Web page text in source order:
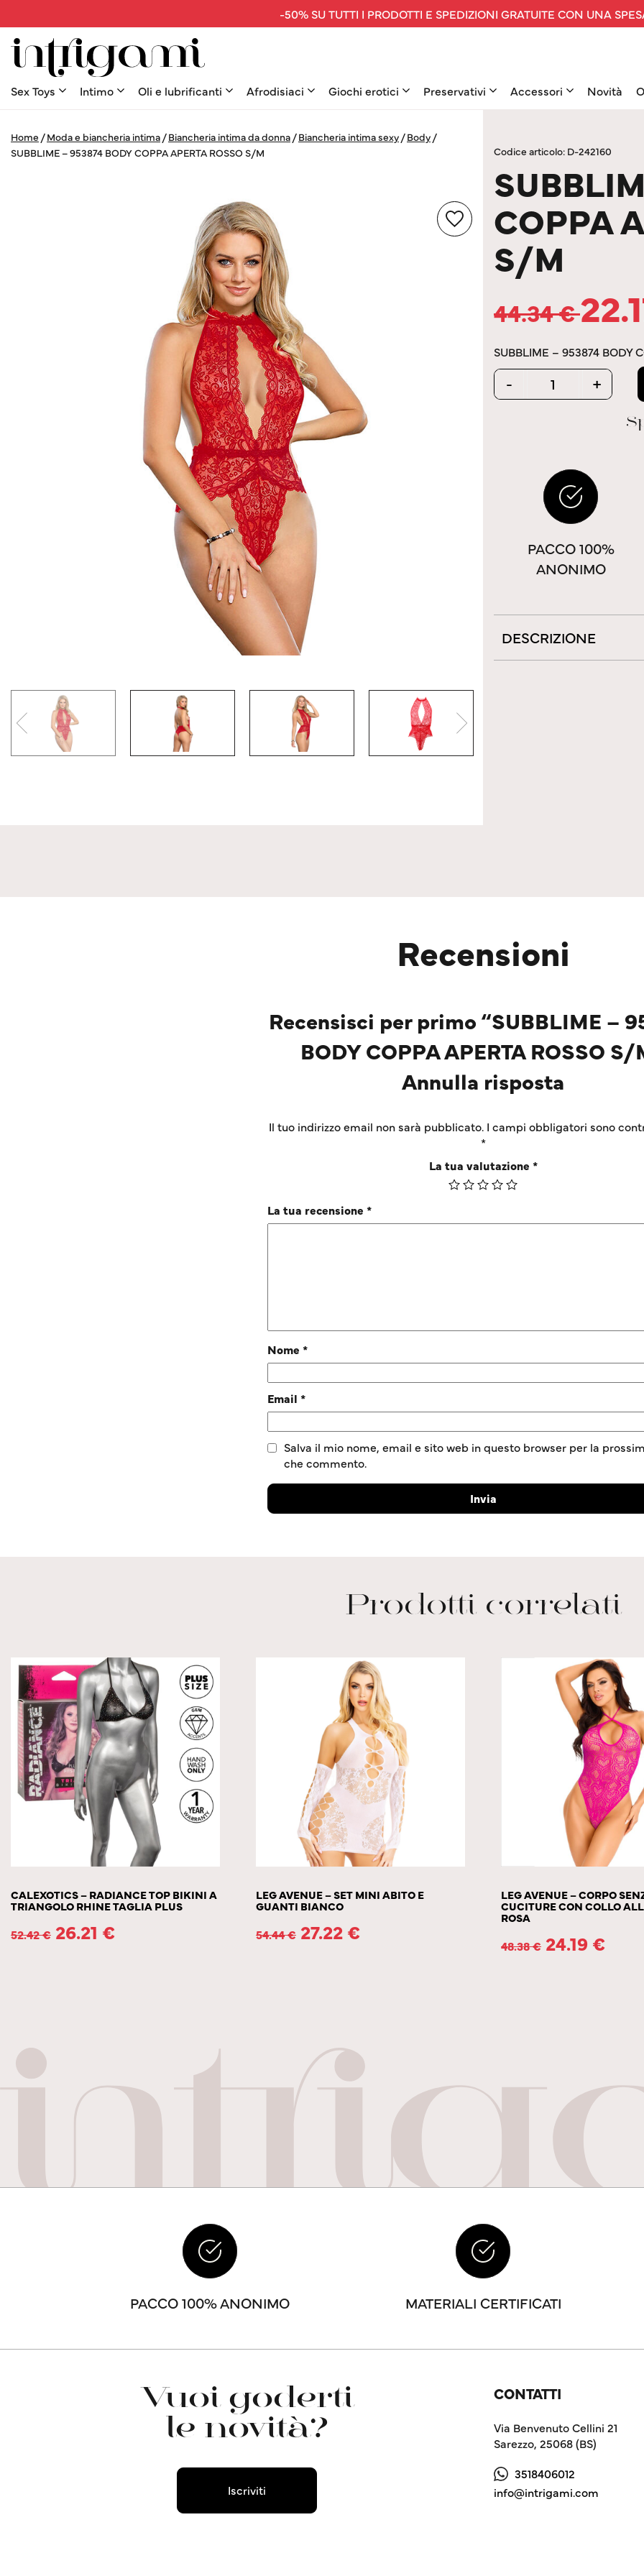
-50% SU TUTTI I PRODOTTI E SPEDIZIONI GRATUITE CON UNA
Sex Toys Intimo Oli e lubrificanti Afrodisiaci Giochi erotici Preservativi Accessori Novità
Home /Moda e biancheria intima /Biancheria intima da donna /Biancheria intima sexy /Body /
SUBBLIME – 953874 BODY COPPA APERTA ROSSO S/M
Codice articolo: D-242160
COPPA
S/M
44.34€
SUBBLIME – 953874 BODY
Quantity
- +
PACCO 100%
ANONIMO
DESCRIZIONE
Recensioni
Recensisci per primo “SUBBLIME –
BODY COPPA APERTA ROSSO S/
Annulla risposta
Il tuo indirizzo email non sarà pubblicato. I campi obbligatori sono
*
La tua valutazione *
La tua recensione *
Nome *
Email *
Salva il mio nome, email e sito web in questo browser per la
che commento.
Prodotti correlati
CALEXOTICS – RADIANCE TOP BIKINI A
TRIANGOLO RHINE TAGLIA PLUS
52.42€ 26.21 €
LEG AVENUE – SET MINI ABITO E
GUANTI BIANCO
54.44€ 27.22 €
LEG AVENUE – CORPO
CUCITURE CON COLLO
ROSA
48.38€ 24.19 €
PACCO 100% ANONIMO MATERIALI CERTIFICATI
Vuoi goderti
le novità?
Iscriviti
CONTATTI
Via Benvenuto Cellini 21
Sarezzo, 25068 (BS)
3518406012
info@intrigami.com